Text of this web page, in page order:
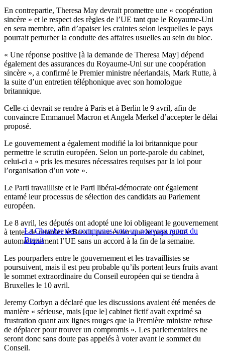
En contrepartie, Theresa May devrait promettre une « coopération
sincère » et le respect des règles de l’UE tant que le Royaume-Uni
en sera membre, afin d’apaiser les craintes selon lesquelles le pays
pourrait perturber la conduite des affaires usuelles au sein du bloc.
« Une réponse positive [à la demande de Theresa May] dépend
également des assurances du Royaume-Uni sur une coopération
sincère », a confirmé le Premier ministre néerlandais, Mark Rutte, à
la suite d’un entretien téléphonique avec son homologue
britannique.
Celle-ci devrait se rendre à Paris et à Berlin le 9 avril, afin de
convaincre Emmanuel Macron et Angela Merkel d’accepter le délai
proposé.
Le gouvernement a également modifié la loi britannique pour
permettre le scrutin européen. Selon un porte-parole du cabinet,
celui-ci a « pris les mesures nécessaires requises par la loi pour
l’organisation d’un vote ».
Le Parti travailliste et le Parti libéral-démocrate ont également
entamé leur processus de sélection des candidats au Parlement
européen.
La Chambre des communes vote un nouveau report du
Brexit
Le 8 avril, les députés ont adopté une loi obligeant le gouvernement
à tenter de retarder le Brexit, pour éviter que le pays quitte
automatiquement l’UE sans un accord à la fin de la semaine.
Les pourparlers entre le gouvernement et les travaillistes se
poursuivent, mais il est peu probable qu’ils portent leurs fruits avant
le sommet extraordinaire du Conseil européen qui se tiendra à
Bruxelles le 10 avril.
Jeremy Corbyn a déclaré que les discussions avaient été menées de
manière « sérieuse, mais [que le] cabinet fictif avait exprimé sa
frustration quant aux lignes rouges que la Première ministre refuse
de déplacer pour trouver un compromis ». Les parlementaires ne
seront donc sans doute pas appelés à voter avant le sommet du
Conseil.